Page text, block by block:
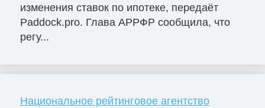
изменения ставок по ипотеке, передаёт
Paddock.pro. Глава АРРФР сообщила, что
регу...
Национальное рейтинговое агентство